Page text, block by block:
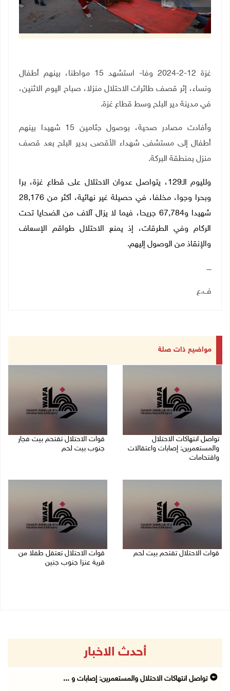
غزة 12-2-2024 وفا- استشهد 15 مواطنا، بينهم أطفال
ونساء، إثر قصف طائرات الاحتلال منزلا، صباح اليوم الاثنين،
في مدينة دير البلح وسط قطاع غزة.
وأفادت مصادر صحية، بوصول جثامين 15 شهيدا بينهم
أطفال إلى مستشفى شهداء الأقصى بدير البلح بعد قصف
منزل بمنطقة البركة.
ولليوم الـ129، يتواصل عدوان الاحتلال على قطاع غزة، برا
وبحرا وجوا، مخلفا، في حصيلة غير نهائية، أكثر من 28,176
شهيدا و67,784 جريحا، فيما لا يزال آلاف من الضحايا تحت
الركام وفي الطرقات، إذ يمنع الاحتلال طواقم الإسعاف
والإنقاذ من الوصول إليهم.
ــــ
ف.ع
مواضيع ذات صلة
تواصل انتهاكات الاحتلال
والمستعمرين: إصابات واعتقالات
واقتحامات
قوات الاحتلال تقتحم بيت فجار
جنوب بيت لحم
قوات الاحتلال تقتحم بيت لحم
قوات الاحتلال تعتقل طفلا من
قرية عنزا جنوب جنين
أحدث الاخبار
تواصل انتهاكات الاحتلال والمستعمرين: إصابات و ...